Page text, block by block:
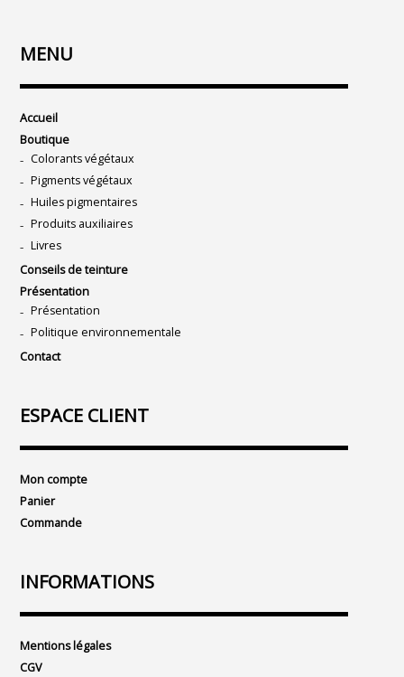
MENU
Accueil
Boutique
Colorants végétaux
Pigments végétaux
Huiles pigmentaires
Produits auxiliaires
Livres
Conseils de teinture
Présentation
Présentation
Politique environnementale
Contact
ESPACE CLIENT
Mon compte
Panier
Commande
INFORMATIONS
Mentions légales
CGV